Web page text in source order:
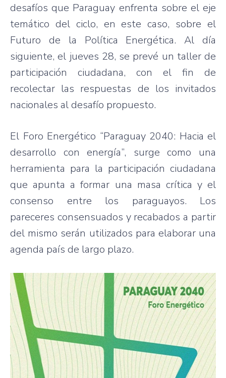
desafíos que Paraguay enfrenta sobre el eje
temático del ciclo, en este caso, sobre el
Futuro de la Política Energética. Al día
siguiente, el jueves 28, se prevé un taller de
participación ciudadana, con el fin de
recolectar las respuestas de los invitados
nacionales al desafío propuesto.
El Foro Energético “Paraguay 2040: Hacia el
desarrollo con energía”, surge como una
herramienta para la participación ciudadana
que apunta a formar una masa crítica y el
consenso entre los paraguayos. Los
pareceres consensuados y recabados a partir
del mismo serán utilizados para elaborar una
agenda país de largo plazo.